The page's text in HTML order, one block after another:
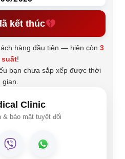
kết thúc
hàng đầu tiên — hiện còn3
suất!
bạn chưa sắp xếp được thời
gian.
Clinic
& bảo mật tuyệt đối